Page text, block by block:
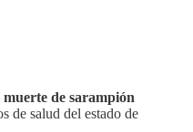
de sarampión
de salud del estado de